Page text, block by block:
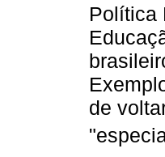
Política
de